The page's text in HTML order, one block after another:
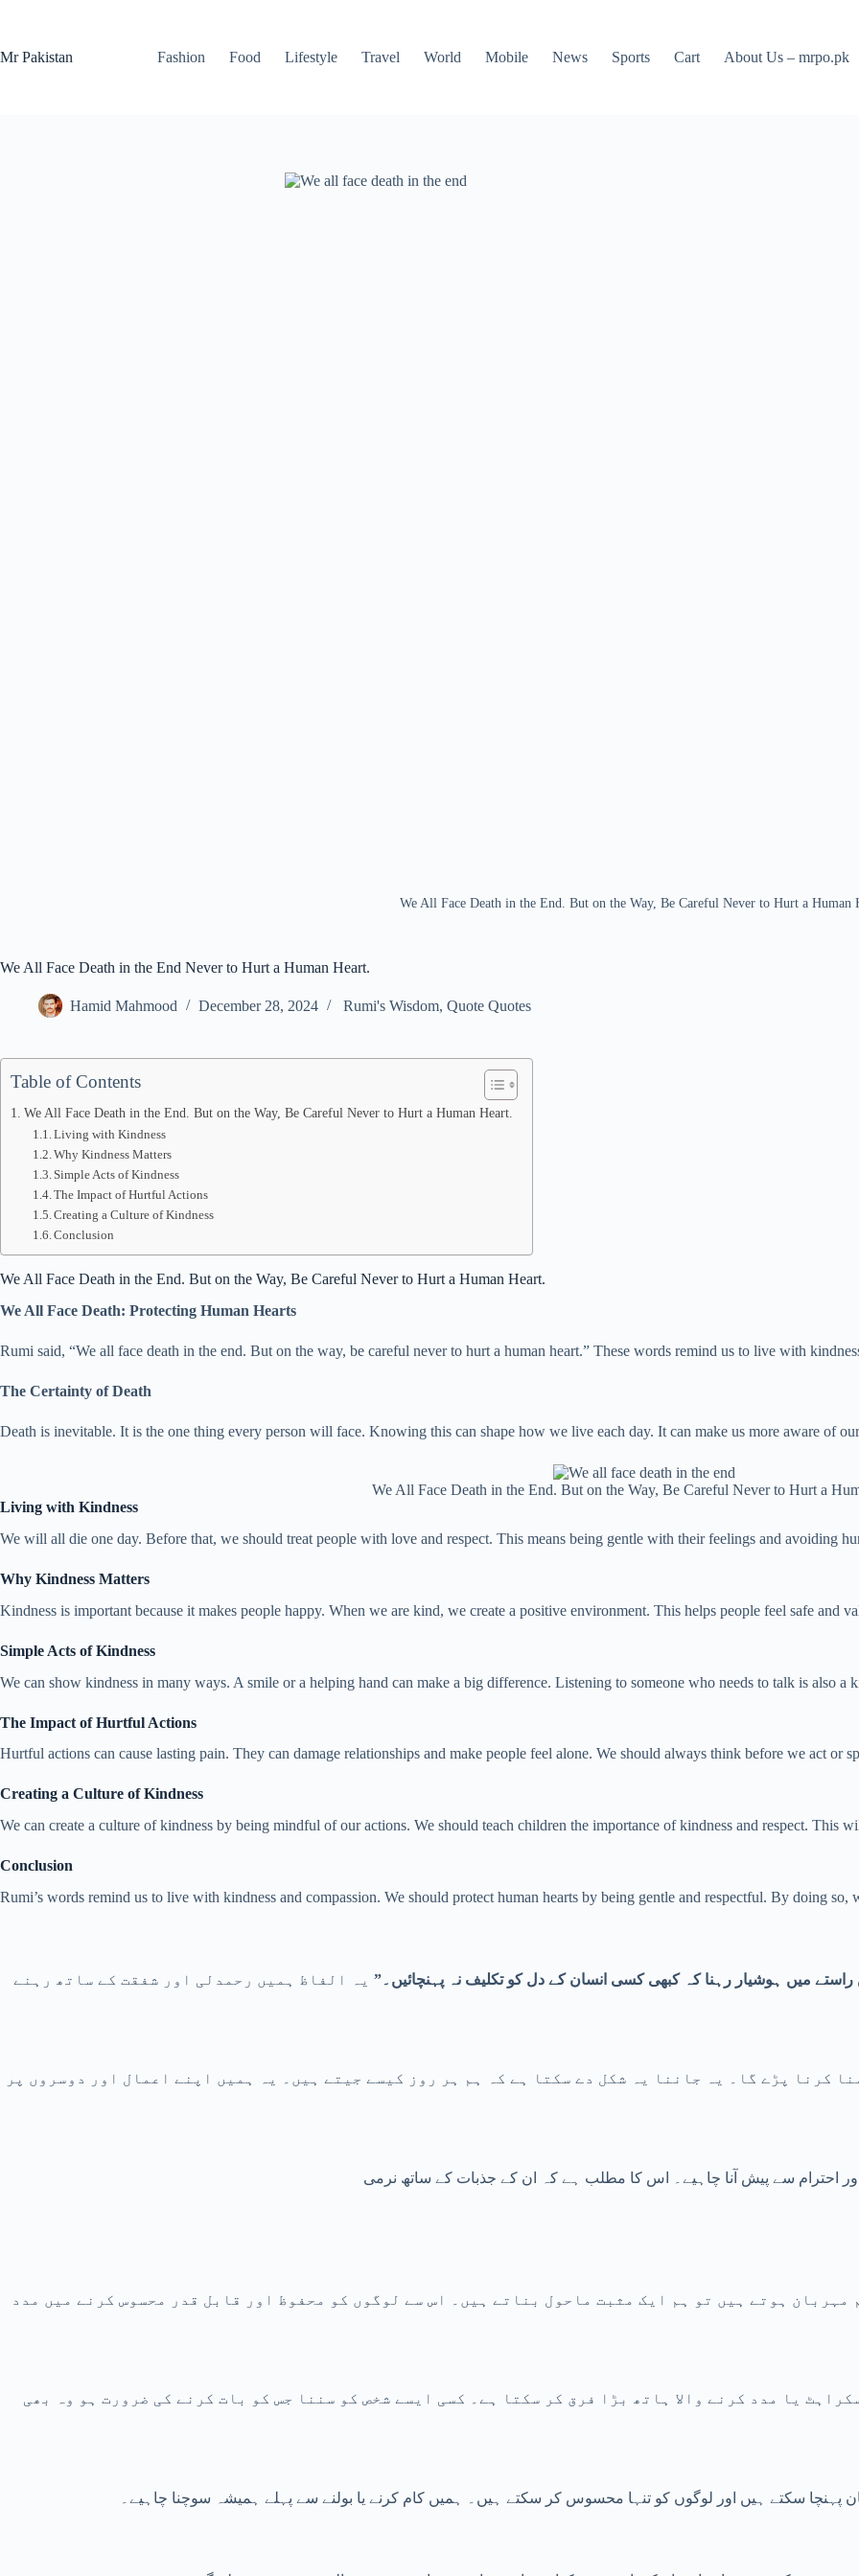
Mr Pakistan
Fashion Food Lifestyle Travel World Mobile News Sports Cart About Us – mrpo.pk
We All Face Death in the End. But on the Way, Be Careful Never to Hurt a Human
We All Face Death in the End Never to Hurt a Human Heart.
Hamid Mahmood December 28, 2024 Rumi's Wisdom, Quote Quotes
Table of Contents
We All Face Death in the End. But on the Way, Be Careful Never to Hurt a Human Heart.
Living with Kindness
Why Kindness Matters
Simple Acts of Kindness
The Impact of Hurtful Actions
Creating a Culture of Kindness
Conclusion
We All Face Death in the End. But on the Way, Be Careful Never to Hurt a Human Heart.
We All Face Death: Protecting Human Hearts
Rumi said, “We all face death in the end. But on the way, be careful never to hurt a human heart.” These words remind us to live with
The Certainty of Death
Death is inevitable. It is the one thing every person will face. Knowing this can shape how we live each day. It can make us more aware of
We All Face Death in the End. But on the Way, Be Careful Never to Hurt a
Living with Kindness
We will all die one day. Before that, we should treat people with love and respect. This means being gentle with their feelings and avoiding
Why Kindness Matters
Kindness is important because it makes people happy. When we are kind, we create a positive environment. This helps people feel safe and
Simple Acts of Kindness
We can show kindness in many ways. A smile or a helping hand can make a big difference. Listening to someone who needs to talk is also a
The Impact of Hurtful Actions
Hurtful actions can cause lasting pain. They can damage relationships and make people feel alone. We should always think before we act or
Creating a Culture of Kindness
We can create a culture of kindness by being mindful of our actions. We should teach children the importance of kindness and respect. This
Conclusion
Rumi’s words remind us to live with kindness and compassion. We should protect human hearts by being gentle and respectful. By doing
میں ہوشیار رہنا کہ کبھی کسی انسان کے دل کو تکلیف نہ پہنچائیں۔ ” یہ الفاظ ہمیں رحمدلی اور شفقت کے ساتھ رہنے
کرنا پڑے گا۔ یہ جاننا یہ شکل دے سکتا ہے کہ ہم ہر روز کیسے جیتے ہیں۔ یہ ہمیں اپنے اعمال اور دوسروں پر
سے پیش آنا چاہیے۔ اس کا مطلب ہے کہ ان کے جذبات کے ساتھ نرمی
ہوتے ہیں تو ہم ایک مثبت ماحول بناتے ہیں۔ اس سے لوگوں کو محفوظ اور قابل قدر محسوس کرنے میں مدد
یا مدد کرنے والا ہاتھ بڑا فرق کر سکتا ہے۔ کسی ایسے شخص کو سننا جس کو بات کرنے کی ضرورت ہو وہ بھی
پہنچا سکتے ہیں اور لوگوں کو تنہا محسوس کر سکتے ہیں۔ ہمیں کام کرنے یا بولنے سے پہلے ہمیشہ سوچنا چاہیے۔